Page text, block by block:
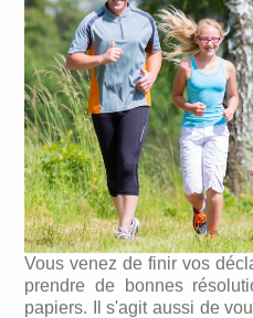
Vous venez de finir vos
prendre de bonnes
papiers. Il s'agit aussi de